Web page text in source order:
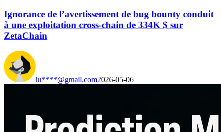
Ignorance de l’avertissement de bug bounty conduit
à une exploitation cross-chain de 334K $ sur
ZetaChain
lu****@gmail.com2026-05-06